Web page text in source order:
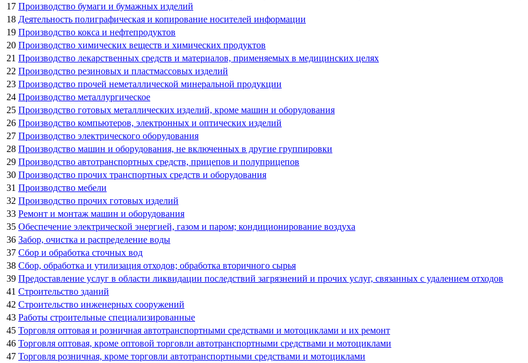
17 Производство бумаги и бумажных изделий
18 Деятельность полиграфическая и копирование носителей информации
19 Производство кокса и нефтепродуктов
20 Производство химических веществ и химических продуктов
21 Производство лекарственных средств и материалов, применяемых в медицинских целях
22 Производство резиновых и пластмассовых изделий
23 Производство прочей неметаллической минеральной продукции
24 Производство металлургическое
25 Производство готовых металлических изделий, кроме машин и оборудования
26 Производство компьютеров, электронных и оптических изделий
27 Производство электрического оборудования
28 Производство машин и оборудования, не включенных в другие группировки
29 Производство автотранспортных средств, прицепов и полуприцепов
30 Производство прочих транспортных средств и оборудования
31 Производство мебели
32 Производство прочих готовых изделий
33 Ремонт и монтаж машин и оборудования
35 Обеспечение электрической энергией, газом и паром; кондиционирование воздуха
36 Забор, очистка и распределение воды
37 Сбор и обработка сточных вод
38 Сбор, обработка и утилизация отходов; обработка вторичного сырья
39 Предоставление услуг в области ликвидации последствий загрязнений и прочих услуг, связанных с удалением отходов
41 Строительство зданий
42 Строительство инженерных сооружений
43 Работы строительные специализированные
45 Торговля оптовая и розничная автотранспортными средствами и мотоциклами и их ремонт
46 Торговля оптовая, кроме оптовой торговли автотранспортными средствами и мотоциклами
47 Торговля розничная, кроме торговли автотранспортными средствами и мотоциклами